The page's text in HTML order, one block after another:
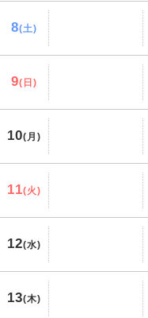
8(土)
9(日)
10(月)
11(火)
12(水)
13(木)